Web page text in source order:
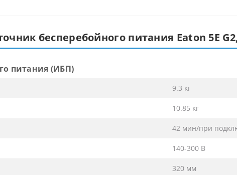
бесперебойного питания Eaton 5E
питания (ИБП)
9.3 кг
10.85 кг
42 мин/при
140-300 В
320 мм